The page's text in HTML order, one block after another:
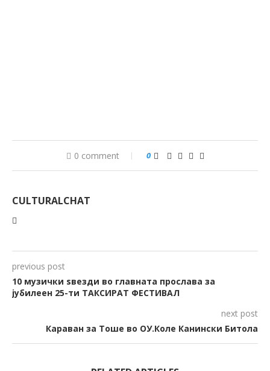
0 comment 0
CULTURALCHAT
previous post
10 музички ѕвезди во главната прослава за
јубилеен 25-ти ТАКСИРАТ ФЕСТИВАЛ
next post
Караван за Тоше во ОУ.Коле Канински Битола